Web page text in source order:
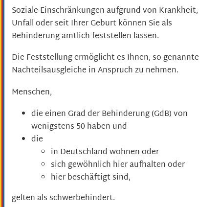
Soziale Einschränkungen aufgrund von Krankheit,
Unfall oder seit Ihrer Geburt können Sie als
Behinderung amtlich feststellen lassen.
Die Feststellung ermöglicht es Ihnen, so genannte
Nachteilsausgleiche in Anspruch zu nehmen.
Menschen,
die einen Grad der Behinderung (GdB) von
wenigstens 50 haben und
die
in Deutschland wohnen oder
sich gewöhnlich hier aufhalten oder
hier beschäftigt sind,
gelten als schwerbehindert.